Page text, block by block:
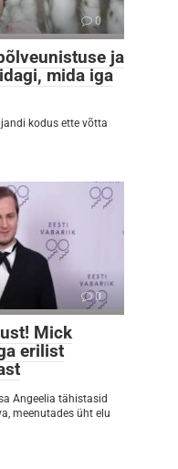
0
ja
mida iga
kodus ette võtta
0
Mick
erilist
Angeelia tähistasid
meenutades üht elu